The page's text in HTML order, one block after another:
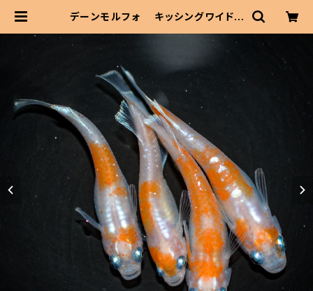
デーンモルフォ キッシングワイドフ
(現物出品) ikahoff B-0625-510
32-a | 伊香保フィッシュファームBA
SEショップ